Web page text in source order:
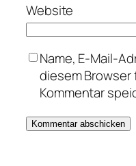
Website
Name, E-Mail-
diesem
Kommentar